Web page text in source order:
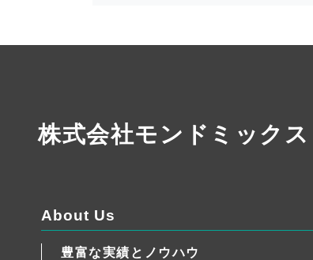
株式会社モンドミック
About Us
豊富な実績とノウハウ